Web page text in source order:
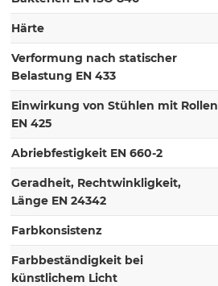
Härte
Verformung nach statischer
Belastung EN 433
Einwirkung von Stühlen mit Rollen
EN 425
Abriebfestigkeit EN 660-2
Geradheit, Rechtwinkligkeit,
Länge EN 24342
Farbkonsistenz
Farbbeständigkeit bei
künstlichem Licht